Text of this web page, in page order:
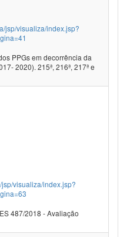
jsp/visualiza/index.jsp?
PPGs em decorrência da
2020). 215ª, 216ª, 217ª e
visualiza/index.jsp?
487/2018 - Avaliação